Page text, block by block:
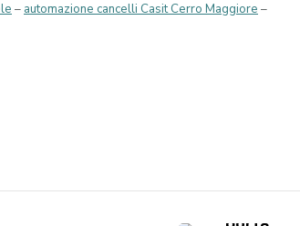
– automazione cancelli Casit Cerro Maggiore –